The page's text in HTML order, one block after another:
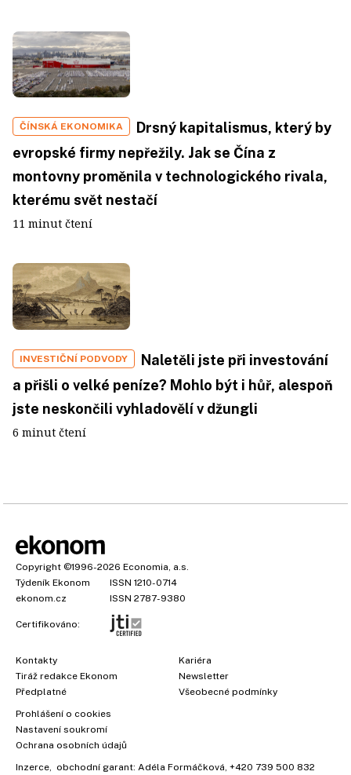
ČÍNSKÁ EKONOMIKA
Drsný kapitalismus, který by
evropské firmy nepřežily. Jak se Čína z
montovny proměnila v technologického rivala,
kterému svět nestačí
11 minut čtení
INVESTIČNÍ PODVODY
Naletěli jste při investování
a přišli o velké peníze? Mohlo být i hůř, alespoň
jste neskončili vyhladovělí v džungli
6 minut čtení
Copyright ©1996-2026 Economia, a.s.
Týdeník Ekonom
ISSN 1210-0714
ekonom.cz
ISSN 2787-9380
Certifikováno:
Kontakty
Tiráž redakce Ekonom
Předplatné
Kariéra
Newsletter
Všeobecné podmínky
Prohlášení o cookies
Nastavení soukromí
Ochrana osobních údajů
Inzerce , obchodní garant: Adéla Formáčková +420 739 500 832